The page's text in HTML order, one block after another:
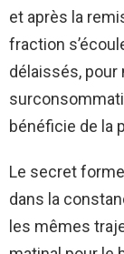
et après la
fraction
délaissés, pour
bénéficie de la
Le secret
dans la
les mêmes